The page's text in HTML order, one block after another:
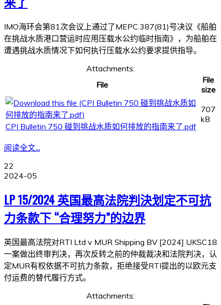
IMO海环会第81次会议上通过了MEPC.387(81)号决议《船舶
在挑战水质港口营运时应用压载水公约临时指南》，为船舶在
遭遇挑战水质情况下如何执行压载水公约要求提供指导。
Attachments:
File
File
size
CPI Bulletin 750 碰到挑战水质如何排放的指南来了.pdf
707
kB
阅读全文...
22
2024-05
LP 15/2024 英国最高法院判決划定不可抗
力条款下 “合理努力”的边界
英国最高法院对RTI Ltd v MUR Shipping BV [2024] UKSC18
一案做出终审判决，再次反转之前的仲裁裁决和法院判决，认
定MUR有权依据不可抗力条款，拒绝接受RTI提出的以欧元支
付运费的替代履行方式。
Attachments: